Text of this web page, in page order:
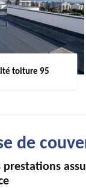
toiture 95
de
prestations